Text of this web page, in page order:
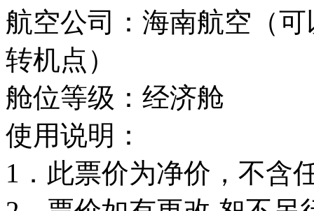
航空公司：海南航空（
转机点）
舱位等级：经济舱
使用说明：
1．此票价为净价，不含